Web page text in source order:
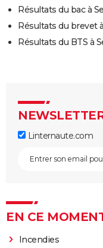
Résultats du bac à
Résultats du brevet
Résultats du BTS à
Linternaute.com
EN CE
Incendies